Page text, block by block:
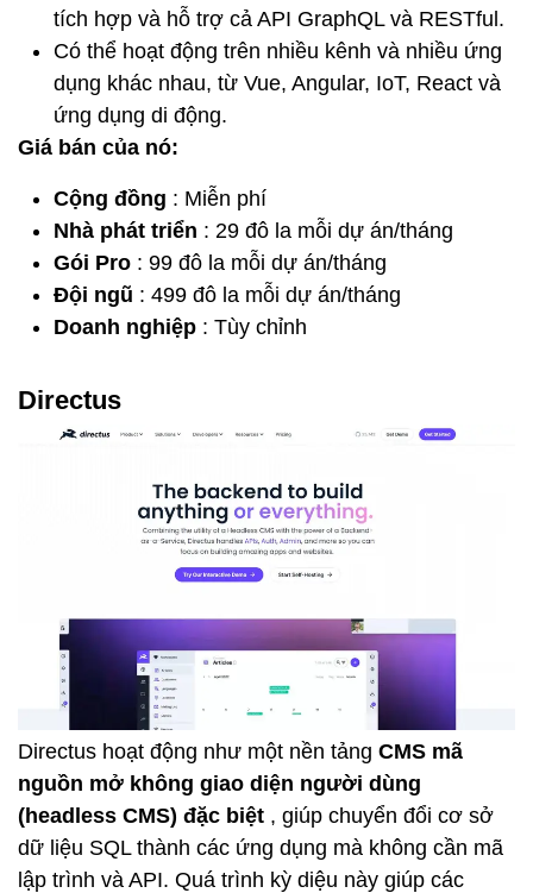
tích hợp và hỗ trợ cả API GraphQL và RESTful.
Có thể hoạt động trên nhiều kênh và nhiều ứng
dụng khác nhau, từ Vue, Angular, IoT, React và
ứng dụng di động.
Giá bán của nó:
Cộng đồng : Miễn phí
Nhà phát triển : 29 đô la mỗi dự án/tháng
Gói Pro : 99 đô la mỗi dự án/tháng
Đội ngũ : 499 đô la mỗi dự án/tháng
Doanh nghiệp : Tùy chỉnh
Directus
Directus hoạt động như một nền tảng CMS mã
nguồn mở không giao diện người dùng
(headless CMS) đặc biệt , giúp chuyển đổi cơ sở
dữ liệu SQL thành các ứng dụng mà không cần mã
lập trình và API. Quá trình kỳ diệu này giúp các